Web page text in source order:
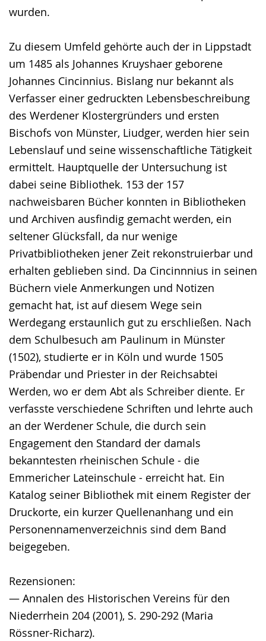
wurden.
Zu diesem Umfeld gehörte auch der in Lippstadt
um 1485 als Johannes Kruyshaer geborene
Johannes Cincinnius. Bislang nur bekannt als
Verfasser einer gedruckten Lebensbeschreibung
des Werdener Klostergründers und ersten
Bischofs von Münster, Liudger, werden hier sein
Lebenslauf und seine wissenschaftliche Tätigkeit
ermittelt. Hauptquelle der Untersuchung ist
dabei seine Bibliothek. 153 der 157
nachweisbaren Bücher konnten in Bibliotheken
und Archiven ausfindig gemacht werden, ein
seltener Glücksfall, da nur wenige
Privatbibliotheken jener Zeit rekonstruierbar und
erhalten geblieben sind. Da Cincinnnius in seinen
Büchern viele Anmerkungen und Notizen
gemacht hat, ist auf diesem Wege sein
Werdegang erstaunlich gut zu erschließen. Nach
dem Schulbesuch am Paulinum in Münster
(1502), studierte er in Köln und wurde 1505
Präbendar und Priester in der Reichsabtei
Werden, wo er dem Abt als Schreiber diente. Er
verfasste verschiedene Schriften und lehrte auch
an der Werdener Schule, die durch sein
Engagement den Standard der damals
bekanntesten rheinischen Schule - die
Emmericher Lateinschule - erreicht hat. Ein
Katalog seiner Bibliothek mit einem Register der
Druckorte, ein kurzer Quellenanhang und ein
Personennamenverzeichnis sind dem Band
beigegeben.
Rezensionen:
— Annalen des Historischen Vereins für den
Niederrhein 204 (2001), S. 290-292 (Maria
Rössner-Richarz).